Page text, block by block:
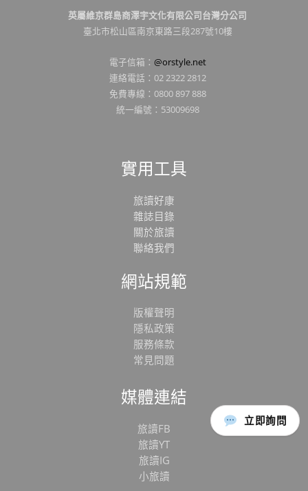
立即詢問
英屬維京群島商澤宇文化有限公司台灣分公司
臺北市松山區南京東路三段287號10樓
電子信箱： @orstyle.net
連絡電話：02 2322 2812
免費專線：0800 897 888
統一編號：53009698
實用工具
旅讀好康
雜誌目錄
關於旅讀
聯絡我們
網站規範
版權聲明
隱私政策
服務條款
常見問題
媒體連結
旅讀FB
旅讀YT
旅讀IG
小旅讀